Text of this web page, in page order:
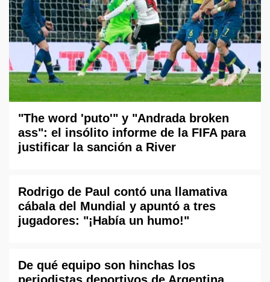
"The word 'puto'" y "Andrada broken
ass": el insólito informe de la FIFA para
justificar la sanción a River
Rodrigo de Paul contó una llamativa
cábala del Mundial y apuntó a tres
jugadores: "¡Había un humo!"
De qué equipo son hinchas los